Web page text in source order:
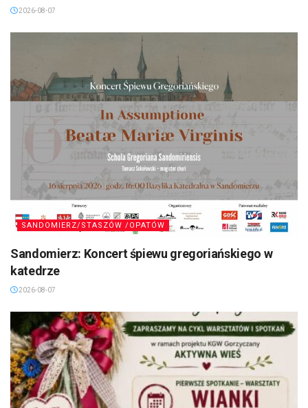
2026-08-07
SANDOMIERZ/STASZÓW /OPATÓW
Sandomierz: Koncert śpiewu gregoriańskiego w
katedrze
2026-08-07